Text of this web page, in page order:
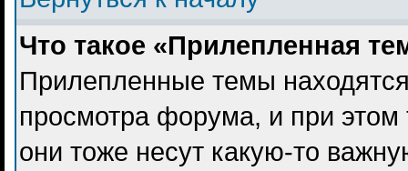
Что такое «Прилепленная
Прилепленные темы
просмотра форума, и при
они тоже несут какую-то